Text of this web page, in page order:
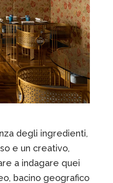
degli ingredienti,
e un creativo,
a indagare quei
bacino geografico